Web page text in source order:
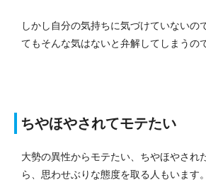
しかし自分の気持ちに気づけていないの
てもそんな気はないと弁解してしまうの
ちやほやされてモテたい
大勢の異性からモテたい、ちやほやされ
ら、思わせぶりな態度を取る人もいます。